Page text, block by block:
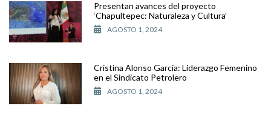
Presentan avances del proyecto
‘Chapultepec: Naturaleza y Cultura’
AGOSTO 1, 2024
Cristina Alonso García: Liderazgo Femenino
en el Sindicato Petrolero
AGOSTO 1, 2024